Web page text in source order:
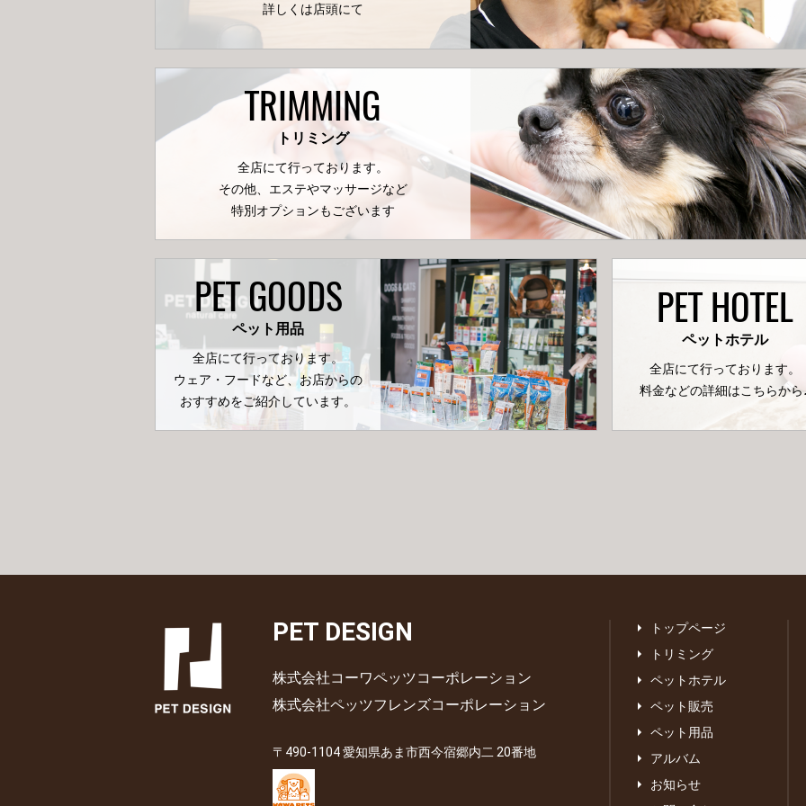
詳しくは店頭にて
TRIMMING
トリミング
全店にて行っております。
その他、エステやマッサージなど
特別オプションもございます
PET GOODS
ペット用品
全店にて行っております。
ウェア・フードなど、お店からの
おすすめをご紹介しています。
PET HOTEL
ペットホテル
全店にて行っております。
料金などの詳細はこちらから
PET DESIGN
株式会社コーワペッツコーポレーション
株式会社ペッツフレンズコーポレーション
〒490-1104 愛知県あま市西今宿郷内二 20番地
トップページ
トリミング
ペットホテル
ペット販売
ペット用品
アルバム
お知らせ